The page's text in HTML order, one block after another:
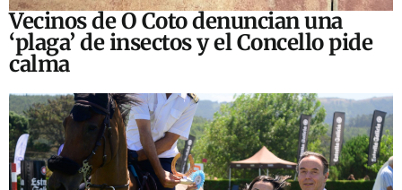
Vecinos de O Coto denuncian una
‘plaga’ de insectos y el Concello pide
calma